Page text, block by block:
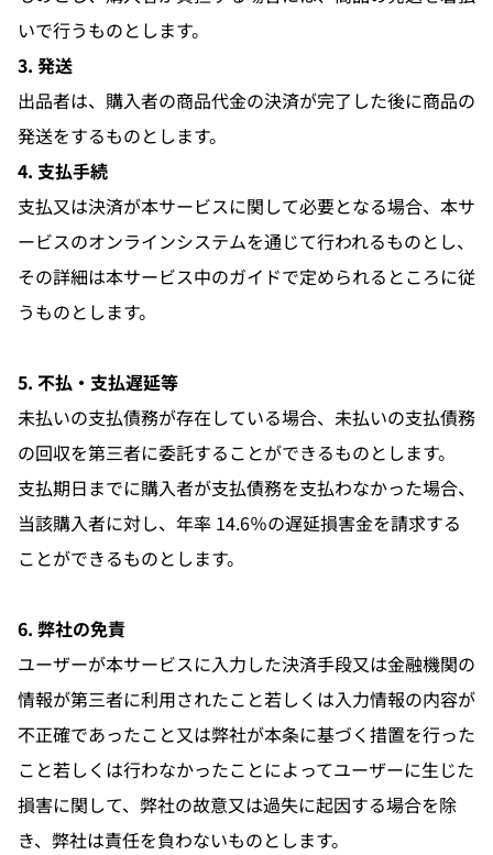
いで行うものとします。
3. 発送
出品者は、購入者の商品代金の決済が完了した後に商品の
発送をするものとします。
4. 支払手続
支払又は決済が本サービスに関して必要となる場合、本サ
ービスのオンラインシステムを通じて行われるものとし、
その詳細は本サービス中のガイドで定められるところに従
うものとします。
5. 不払・支払遅延等
未払いの支払債務が存在している場合、未払いの支払債務
の回収を第三者に委託することができるものとします。
支払期日までに購入者が支払債務を支払わなかった場合、
当該購入者に対し、年率 14.6％の遅延損害金を請求する
ことができるものとします。
6. 弊社の免責
ユーザーが本サービスに入力した決済手段又は金融機関の
情報が第三者に利用されたこと若しくは入力情報の内容が
不正確であったこと又は弊社が本条に基づく措置を行った
こと若しくは行わなかったことによってユーザーに生じた
損害に関して、弊社の故意又は過失に起因する場合を除
き、弊社は責任を負わないものとします。